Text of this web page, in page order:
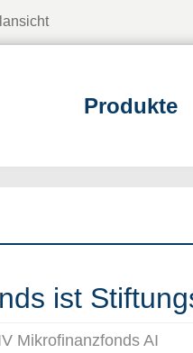
Produkte
ist
Mikrofinanzfonds AI